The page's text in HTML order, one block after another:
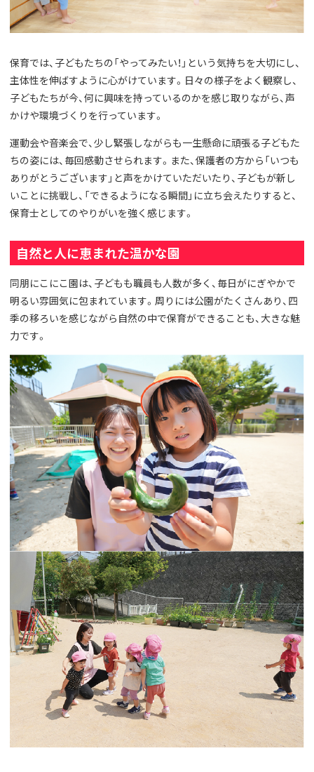
保育では、子どもたちの「やってみたい！」という気持ちを大切にし、
主体性を伸ばすように心がけています。日々の様子をよく観察し、
子どもたちが今、何に興味を持っているのかを感じ取りながら、声
かけや環境づくりを行っています。
運動会や音楽会で、少し緊張しながらも一生懸命に頑張る子どもた
ちの姿には、毎回感動させられます。また、保護者の方から「いつも
ありがとうございます」と声をかけていただいたり、子どもが新し
いことに挑戦し、「できるようになる瞬間」に立ち会えたりすると、
保育士としてのやりがいを強く感じます。
自然と人に恵まれた温かな園
同朋にこにこ園は、子どもも職員も人数が多く、毎日がにぎやかで
明るい雰囲気に包まれています。周りには公園がたくさんあり、四
季の移ろいを感じながら自然の中で保育ができることも、大きな魅
力です。